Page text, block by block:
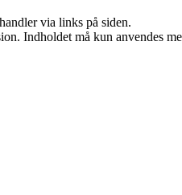
via links på siden.
Indholdet må kun anvendes